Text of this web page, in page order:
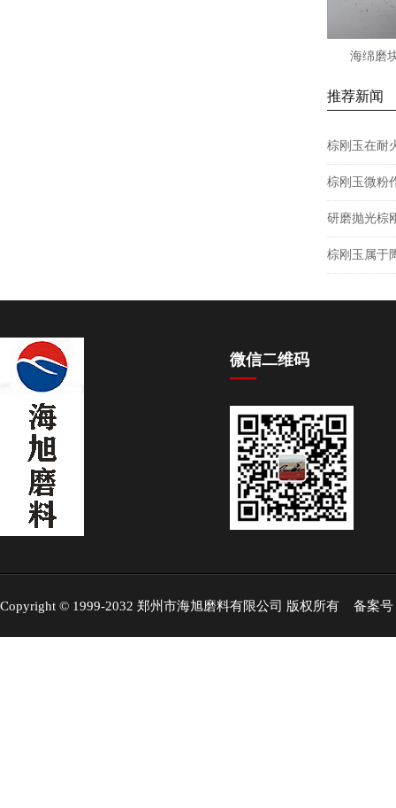
海绵磨
推荐新闻
棕刚玉在耐
棕刚玉微粉
研磨抛光棕
棕刚玉属于
微信二维码
Copyright © 1999-2032 郑州市海旭磨料有限公司 版权所有 备案号